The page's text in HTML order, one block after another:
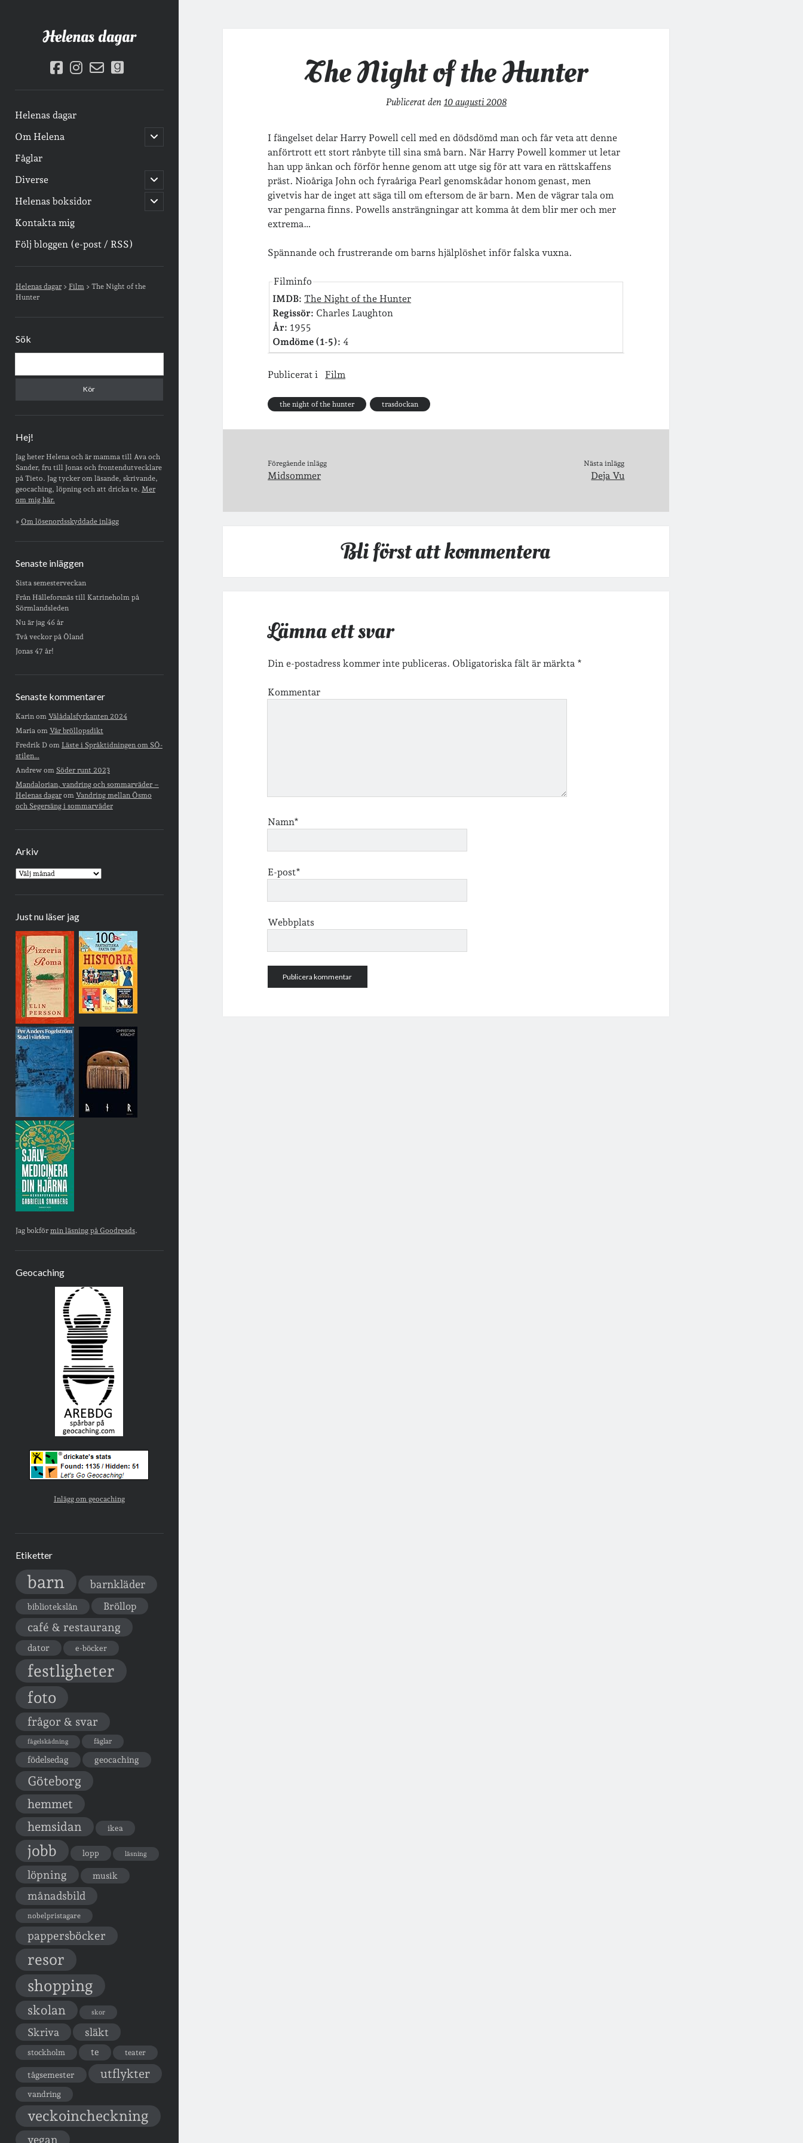
Helenas dagar
facebook
instagram
email-goodreads
Helenas dagar
Om Helena
öppna
undermeny
Fåglar
Diverse
öppna
undermeny
Helenas boksidor
öppna
undermeny
Kontakta mig
Följ bloggen (e-post / RSS)
Sidopanel
Helenas dagar> Film > The Night of the
Hunter
Sök
Hej!
Jag heter Helena och är mamma till Ava och
Sander, fru till Jonas och frontendutvecklare
på Tieto. Jag tycker om läsande, skrivande,
geocaching, löpning och att dricka te. Mer
om mig här.
» Om lösenordsskyddade inlägg
Senaste inläggen
Sista semesterveckan
Från Hälleforsnäs till Katrineholm på
Sörmlandsleden
Nu är jag 46 år
Två veckor på Öland
Jonas 47 år!
Senaste kommentarer
Karin om Vålådalsfyrkanten 2024
Maria om Vår bröllopsdikt
Fredrik Dom Läste i Språktidningen om SÖ-
stilen…
Andrewom Söder runt 2023
Mandalorian, vandring och sommarväder –
Helenas dagarom Vandring mellan Ösmo
och Segersäng i sommarväder
Arkiv
Arkiv
Just nu läser jag
Jag bokför min läsning på Goodreads.
Geocaching
Inlägg om geocaching
Etiketter
barn barnkläder
bibliotekslån Bröllop
café & restaurang
dator e-böcker
festligheter
foto
frågor & svar
fågelskådning fåglar
födelsedag geocaching
Göteborg
hemmet
hemsidan
ikea
jobb lopp läsning
löpning musik
månadsbild
nobelpristagare
pappersböcker
resor
shopping
skolan skor
Skriva släkt
stockholm te teater
tågsemester utflykter
vandring
veckoincheckning
vegan
The Night of the Hunter
Publicerat den 10 augusti 2008
I fängelset delar Harry Powell cell med en dödsdömd man och får veta att denne
anförtrott ett stort rånbyte till sina små barn. När Harry Powell kommer ut letar
han upp änkan och förför henne genom att utge sig för att vara en rättskaffens
präst. Nioåriga John och fyraåriga Pearl genomskådar honom genast, men
givetvis har de inget att säga till om eftersom de är barn. Men de vägrar tala om
var pengarna finns. Powells ansträngningar att komma åt dem blir mer och mer
extrema…
Spännande och frustrerande om barns hjälplöshet inför falska vuxna.
Filminfo
IMDB: The Night of the Hunter
Regissör: Charles Laughton
År: 1955
Omdöme (1-5): 4
Publicerat i Film
the night of the hunter trasdockan
Föregående inlägg
Midsommer
Nästa inlägg
Deja Vu
Bli först att kommentera
Lämna ett svar
Din e-postadress kommer inte publiceras. Obligatoriska fält är märkta *
Kommentar
Namn*
E-post*
Webbplats